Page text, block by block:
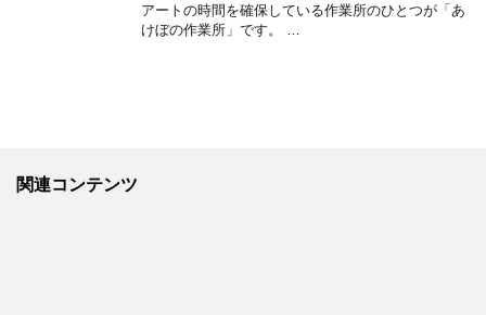
アートの時間を確保している作業所のひとつが「あ
けぼの作業所」です。 …
関連コンテンツ